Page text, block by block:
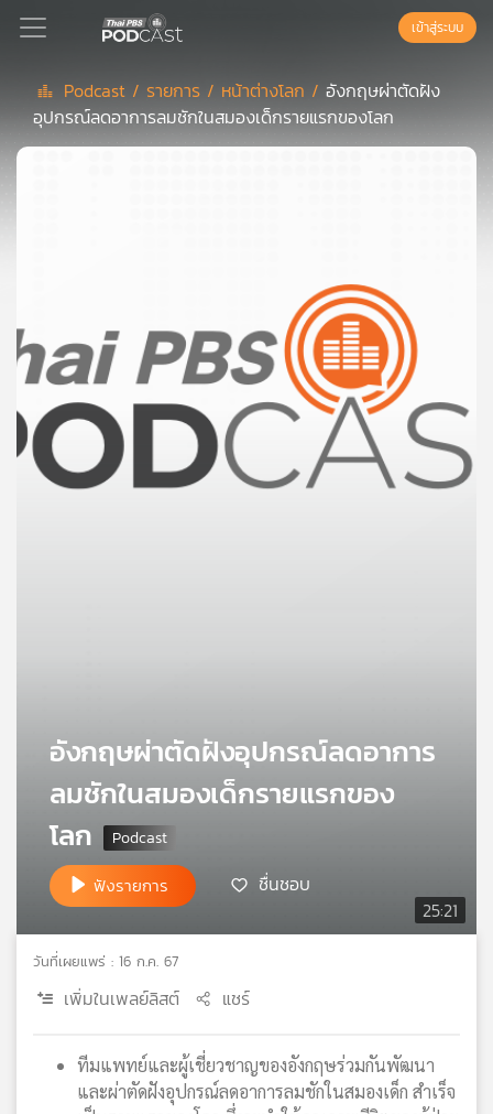
Podcast
เพล
ลิ
สต์
ของ
กิจกรรม
เกี่ยว
เรา
เครือ
เข้าสู่ระบบ
Podcast / รายการ / หน้าต่างโลก / อังกฤษผ่าตัดฝัง
อุปกรณ์ลดอาการลมชักในสมองเด็กรายแรกของโลก
25:21
อังกฤษผ่าตัดฝังอุปกรณ์ลดอาการ
ลมชักในสมองเด็กรายแรกของ
โลก
ฟังรายการ ชื่นชอบ
วันที่เผยแพร่ : 16 ก.ค. 67
เพิ่มในเพลย์ลิสต์ แชร์
ทีมแพทย์และผู้เชี่ยวชาญของอังกฤษร่วมกันพัฒนา
และผ่าตัดฝังอุปกรณ์ลดอาการลมชักในสมองเด็ก สำเร็จ